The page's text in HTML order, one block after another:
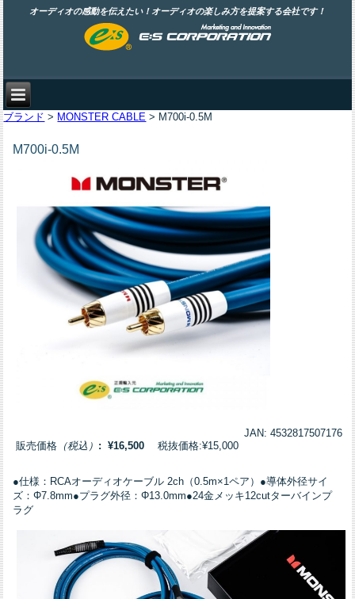
オーディオの感動を伝えたい！オーディオの楽しみ方を提案する会社です！
ブランド > MONSTER CABLE > M700i-0.5M
M700i-0.5M
JAN: 4532817507176
販売価格 （税込） : ¥16,500 税抜価格:¥15,000
●仕様：RCAオーディオケーブル 2ch（0.5m×1ペア）●導体外径サイ
ズ：Φ7.8mm●プラグ外径：Φ13.0mm●24金メッキ12cutターバインプ
ラグ